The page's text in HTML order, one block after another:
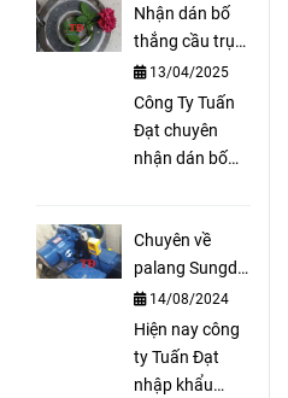
Nhận dán bố
thắng cầu trục
theo yêu cầu
13/04/2025
Công Ty Tuấn
Đạt chuyên
nhận dán bố
như bố palang,
bố coil, bố cong
cho thắng thuỷ
lực, bố trục lục
giác, bố xe ô tô,
...
Chuyên về
palang Sungdo
Hàn Quốc
14/08/2024
Hiện nay công
ty Tuấn Đạt
nhập khẩu